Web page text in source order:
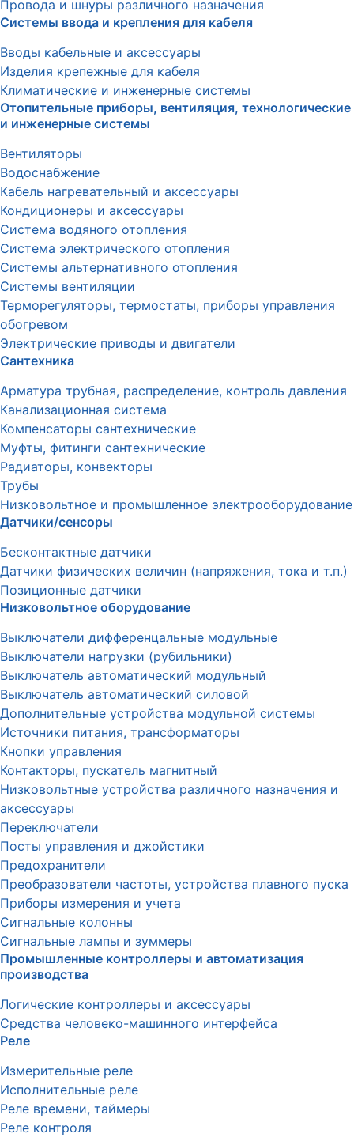
Провода и шнуры различного назначения
Системы ввода и крепления для кабеля
Вводы кабельные и аксессуары
Изделия крепежные для кабеля
Климатические и инженерные системы
Отопительные приборы, вентиляция, технологические
и инженерные системы
Вентиляторы
Водоснабжение
Кабель нагревательный и аксессуары
Кондиционеры и аксессуары
Система водяного отопления
Система электрического отопления
Системы альтернативного отопления
Системы вентиляции
Терморегуляторы, термостаты, приборы управления
обогревом
Электрические приводы и двигатели
Сантехника
Арматура трубная, распределение, контроль давления
Канализационная система
Компенсаторы сантехнические
Муфты, фитинги сантехнические
Радиаторы, конвекторы
Трубы
Низковольтное и промышленное электрооборудование
Датчики/сенсоры
Бесконтактные датчики
Датчики физических величин (напряжения, тока и т.п.)
Позиционные датчики
Низковольтное оборудование
Выключатели дифференцальные модульные
Выключатели нагрузки (рубильники)
Выключатель автоматический модульный
Выключатель автоматический силовой
Дополнительные устройства модульной системы
Источники питания, трансформаторы
Кнопки управления
Контакторы, пускатель магнитный
Низковольтные устройства различного назначения и
аксессуары
Переключатели
Посты управления и джойстики
Предохранители
Преобразователи частоты, устройства плавного пуска
Приборы измерения и учета
Сигнальные колонны
Сигнальные лампы и зуммеры
Промышленные контроллеры и автоматизация
производства
Логические контроллеры и аксессуары
Средства человеко-машинного интерфейса
Реле
Измерительные реле
Исполнительные реле
Реле времени, таймеры
Реле контроля